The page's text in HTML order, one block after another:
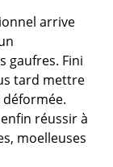
arrive
gaufres. Fini
tard mettre
réussir à
moelleuses